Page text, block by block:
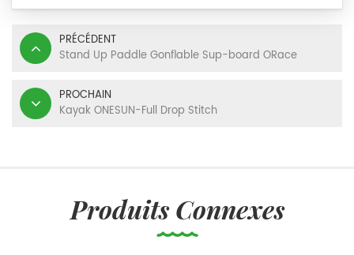
PRÉCÉDENT
Stand Up Paddle Gonflable Sup-board ORace
PROCHAIN
Kayak ONESUN-Full Drop Stitch
Produits Connexes